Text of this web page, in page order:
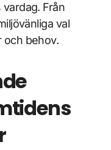
Från
val
och behov.